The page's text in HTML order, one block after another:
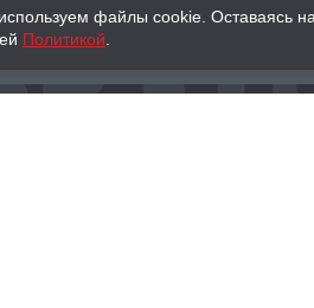
КНИГИ
файлы cookie. Оставаясь
Политикой